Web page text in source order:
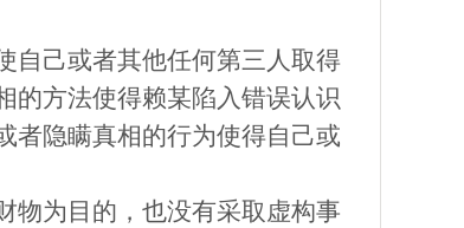
自己或者其他任何第三人取得
的方法使得赖某陷入错误认识
者隐瞒真相的行为使得自己或
物为目的，也没有采取虚构事